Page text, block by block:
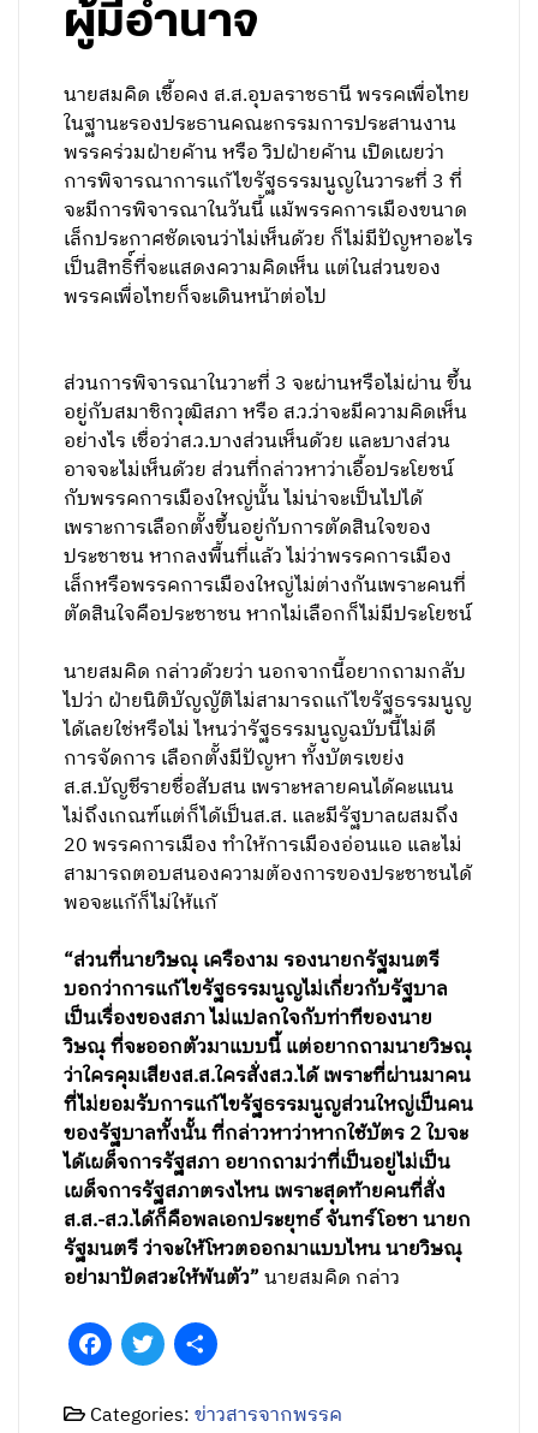
ผู้มีอำนาจ
นายสมคิด เชื้อคง ส.ส.อุบลราชธานี พรรคเพื่อไทย
ในฐานะรองประธานคณะกรรมการประสานงาน
พรรคร่วมฝ่ายค้าน หรือ วิปฝ่ายค้าน เปิดเผยว่า
การพิจารณาการแก้ไขรัฐธรรมนูญในวาระที่ 3 ที่
จะมีการพิจารณาในวันนี้ แม้พรรคการเมืองขนาด
เล็กประกาศชัดเจนว่าไม่เห็นด้วย ก็ไม่มีปัญหาอะไร
เป็นสิทธิ์ที่จะแสดงความคิดเห็น แต่ในส่วนของ
พรรคเพื่อไทยก็จะเดินหน้าต่อไป
ส่วนการพิจารณาในวาะที่ 3 จะผ่านหรือไม่ผ่าน ขึ้น
อยู่กับสมาชิกวุฒิสภา หรือ ส.ว.ว่าจะมีความคิดเห็น
อย่างไร เชื่อว่าส.ว.บางส่วนเห็นด้วย และบางส่วน
อาจจะไม่เห็นด้วย ส่วนที่กล่าวหาว่าเอื้อประโยชน์
กับพรรคการเมืองใหญ่นั้น ไม่น่าจะเป็นไปได้
เพราะการเลือกตั้งขึ้นอยู่กับการตัดสินใจของ
ประชาชน หากลงพื้นที่แล้ว ไม่ว่าพรรคการเมือง
เล็กหรือพรรคการเมืองใหญ่ไม่ต่างกันเพราะคนที่
ตัดสินใจคือประชาชน หากไม่เลือกก็ไม่มีประโยชน์
นายสมคิด กล่าวด้วยว่า นอกจากนี้อยากถามกลับ
ไปว่า ฝ่ายนิติบัญญัติไม่สามารถแก้ไขรัฐธรรมนูญ
ได้เลยใช่หรือไม่ ไหนว่ารัฐธรรมนูญฉบับนี้ไม่ดี
การจัดการ เลือกตั้งมีปัญหา ทั้งบัตรเขย่ง
ส.ส.บัญชีรายชื่อสับสน เพราะหลายคนได้คะแนน
ไม่ถึงเกณฑ์แต่ก็ได้เป็นส.ส. และมีรัฐบาลผสมถึง
20 พรรคการเมือง ทำให้การเมืองอ่อนแอ และไม่
สามารถตอบสนองความต้องการของประชาชนได้
พอจะแก้ก็ไม่ให้แก้
“ส่วนที่นายวิษณุ เครืองาม รองนายกรัฐมนตรี
บอกว่าการแก้ไขรัฐธรรมนูญไม่เกี่ยวกับรัฐบาล
เป็นเรื่องของสภา ไม่แปลกใจกับท่าทีของนาย
วิษณุ ที่จะออกตัวมาแบบนี้ แต่อยากถามนายวิษณุ
ว่าใครคุมเสียงส.ส.ใครสั่งส.ว.ได้ เพราะที่ผ่านมาคน
ที่ไม่ยอมรับการแก้ไขรัฐธรรมนูญส่วนใหญ่เป็นคน
ของรัฐบาลทั้งนั้น ที่กล่าวหาว่าหากใช้บัตร 2 ใบจะ
ได้เผด็จการรัฐสภา อยากถามว่าที่เป็นอยู่ไม่เป็น
เผด็จการรัฐสภาตรงไหน เพราะสุดท้ายคนที่สั่ง
ส.ส.-ส.ว.ได้ก็คือพลเอกประยุทธ์ จันทร์โอชา นายก
รัฐมนตรี ว่าจะให้โหวตออกมาแบบไหน นายวิษณุ
อย่ามาปัดสวะให้พ้นตัว”นายสมคิด กล่าว
FacebookTwitter
Categories:ข่าวสารจากพรรค